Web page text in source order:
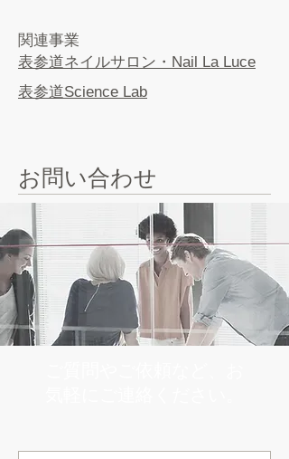
関連事業
​表参道ネイルサロン・Nail La Luce
​表参道Science Lab
お問い合わせ